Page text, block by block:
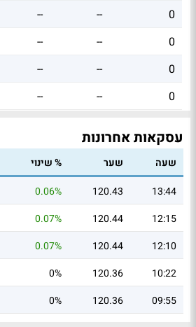
0
--
--
0
--
--
0
--
--
0
--
--
עסקאות אחרונות
שעה
שער % שינוי
13:44
120.43
0.06%
12:15
120.44
0.07%
12:10
120.44
0.07%
10:22
120.36
0%
09:55
120.36
0%